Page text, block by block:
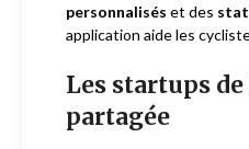
personnalisés et des
application aide les
Les startups
partagée